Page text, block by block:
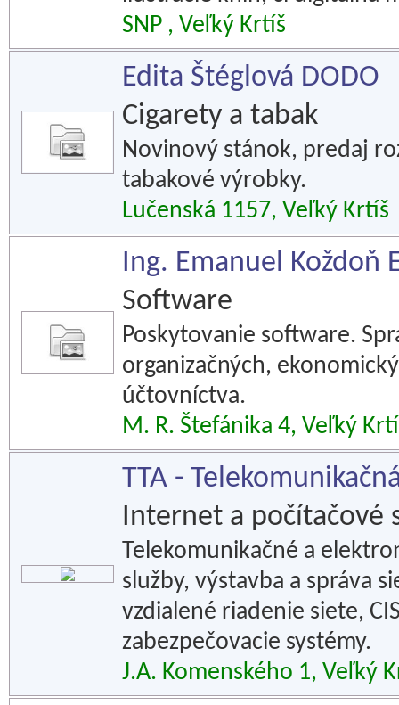
SNP , Veľký Krtíš
Edita Štéglová DODO
Cigarety a tabak
Novinový stánok, predaj
tabakové výrobky.
Lučenská 1157, Veľký Krtíš
Ing. Emanuel Koždoň
Software
Poskytovanie software.
organizačných,
účtovníctva.
M. R. Štefánika 4, Veľký
TTA -
Internet a počítačové
Telekomunikačné a
služby, výstavba a správa
vzdialené riadenie siete,
zabezpečovacie systémy.
J.A. Komenského 1, Veľký